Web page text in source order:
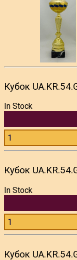
Кубок
In Stock
Кубок
In Stock
Кубок